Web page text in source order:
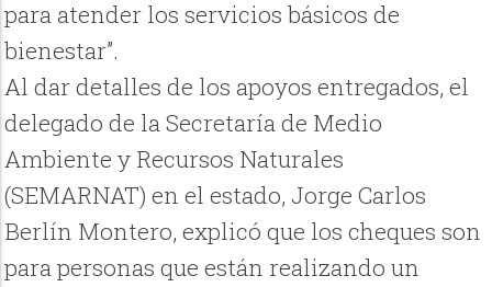
para atender los servicios básicos de
bienestar”.
Al dar detalles de los apoyos entregados, el
delegado de la Secretaría de Medio
Ambiente y Recursos Naturales
(SEMARNAT) en el estado, Jorge Carlos
Berlín Montero, explicó que los cheques son
para personas que están realizando un